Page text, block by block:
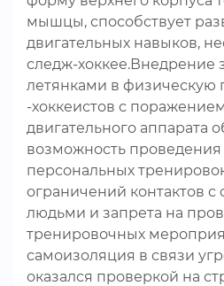
мышцы, способствует
двигательных навыков,
следж-хоккее.Внедрение
летянками в физическую
-хоккеистов с
двигательного аппарата
возможность проведения
персональных
ограничений контактов
людьми и запрета на
тренировочных
самоизоляция в связи
оказался проверкой на